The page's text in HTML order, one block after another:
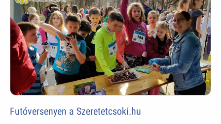
Futóversenyen a Szeretetcsoki.hu